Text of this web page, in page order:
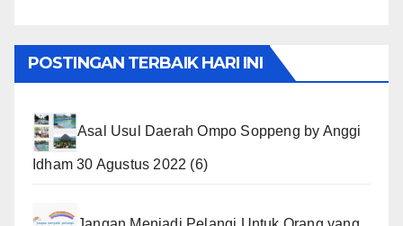
POSTINGAN TERBAIK HARI INI
Asal Usul Daerah Ompo Soppeng by Anggi
Idham 30 Agustus 2022 (6)